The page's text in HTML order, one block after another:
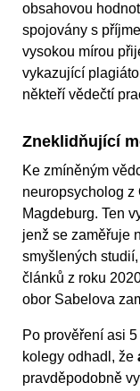
obsahovou
spojovány s
vysokou mírou
vykazující
někteří vědečtí
Zneklidňující
Ke zmíněným
neuropsycholog z
Magdeburg. Ten
jenž se zaměřuje
smyšlených
článků z roku
obor Sabelova
Po prověření asi
kolegy odhadl, že
pravděpodobně